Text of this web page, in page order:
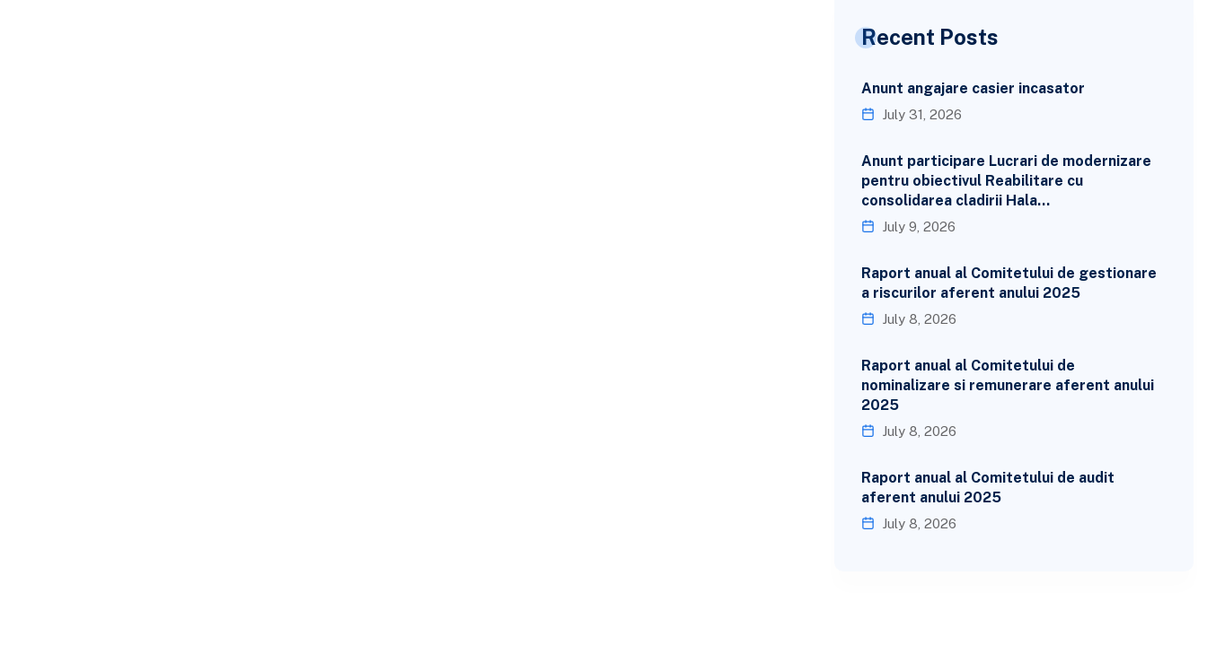
Recent Posts
Anunt angajare casier incasator
July 31, 2026
Anunt participare Lucrari de modernizare
pentru obiectivul Reabilitare cu
consolidarea cladirii Hala…
July 9, 2026
Raport anual al Comitetului de gestionare
a riscurilor aferent anului 2025
July 8, 2026
Raport anual al Comitetului de
nominalizare si remunerare aferent anului
2025
July 8, 2026
Raport anual al Comitetului de audit
aferent anului 2025
July 8, 2026